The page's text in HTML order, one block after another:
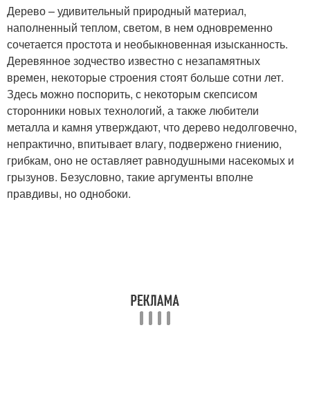
Дерево – удивительный природный материал,
наполненный теплом, светом, в нем одновременно
сочетается простота и необыкновенная изысканность.
Деревянное зодчество известно с незапамятных
времен, некоторые строения стоят больше сотни лет.
Здесь можно поспорить, с некоторым скепсисом
сторонники новых технологий, а также любители
металла и камня утверждают, что дерево недолговечно,
непрактично, впитывает влагу, подвержено гниению,
грибкам, оно не оставляет равнодушными насекомых и
грызунов. Безусловно, такие аргументы вполне
правдивы, но однобоки.